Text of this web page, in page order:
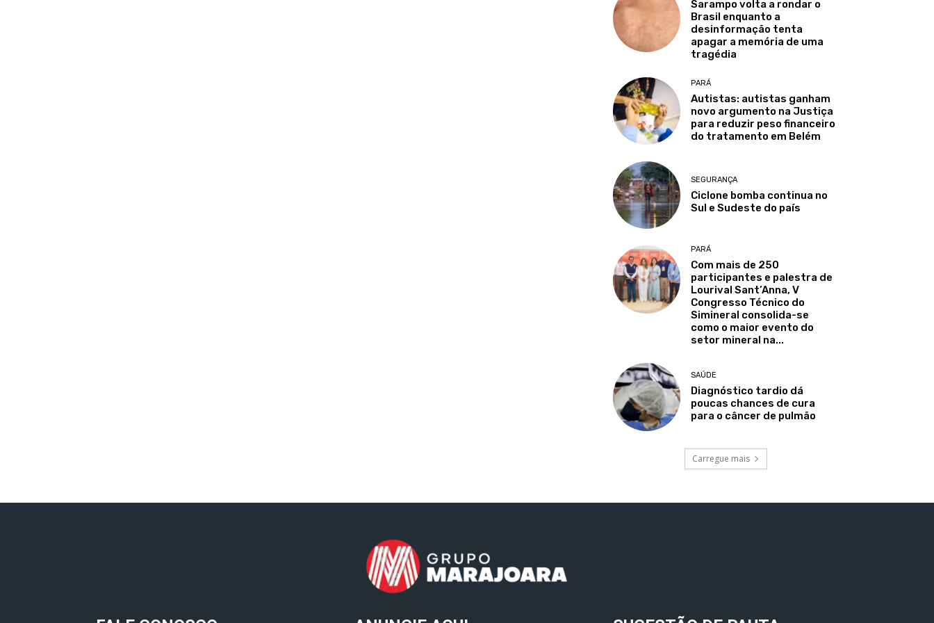
Sarampo volta a rondar o
Brasil enquanto a
desinformação tenta
apagar a memória de uma
tragédia
PARÁ
Autistas: autistas ganham
novo argumento na Justiça
para reduzir peso financeiro
do tratamento em Belém
SEGURANÇA
Ciclone bomba continua no
Sul e Sudeste do país
PARÁ
Com mais de 250
participantes e palestra de
Lourival Sant’Anna, V
Congresso Técnico do
Simineral consolida-se
como o maior evento do
setor mineral na...
SAÚDE
Diagnóstico tardio dá
poucas chances de cura
para o câncer de pulmão
Carregue mais